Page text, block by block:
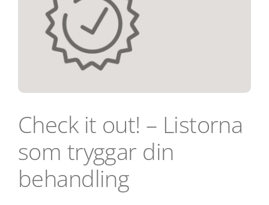
Check it out! – Listorna
som tryggar din
behandling